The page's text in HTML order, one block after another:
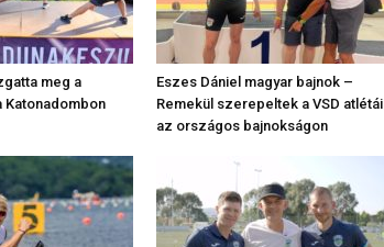
meg a
Katonadombon
Eszes Dániel magyar bajnok –
Remekül szerepeltek a VSD atlétái
az országos bajnokságon